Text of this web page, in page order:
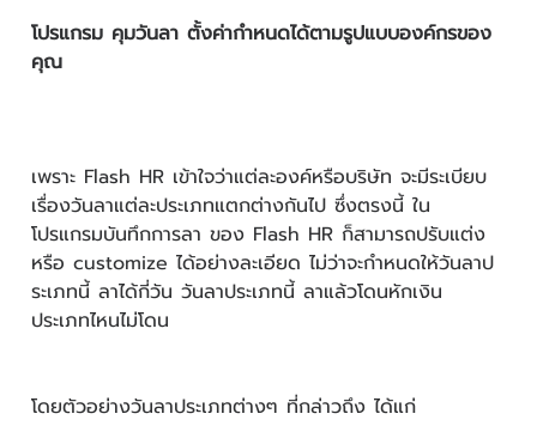
โปรแกรม คุมวันลา ตั้งค่ากำหนดได้ตามรูปแบบองค์กรของ
คุณ
เพราะ Flash HR เข้าใจว่าแต่ละองค์หรือบริษัท จะมีระเบียบ
เรื่องวันลาแต่ละประเภทแตกต่างกันไป ซึ่งตรงนี้ ใน
โปรแกรมบันทึกการลา ของ Flash HR ก็สามารถปรับแต่ง
หรือ customize ได้อย่างละเอียด ไม่ว่าจะกำหนดให้วันลาป
ระเภทนี้ ลาได้กี่วัน วันลาประเภทนี้ ลาแล้วโดนหักเงิน
ประเภทไหนไม่โดน
โดยตัวอย่างวันลาประเภทต่างๆ ที่กล่าวถึง ได้แก่